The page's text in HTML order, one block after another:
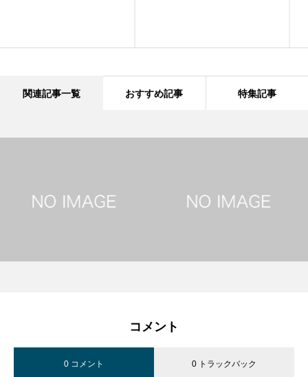
関連記事一覧 おすすめ記事 特集記事
コメント
0 コメント 0 トラックバック